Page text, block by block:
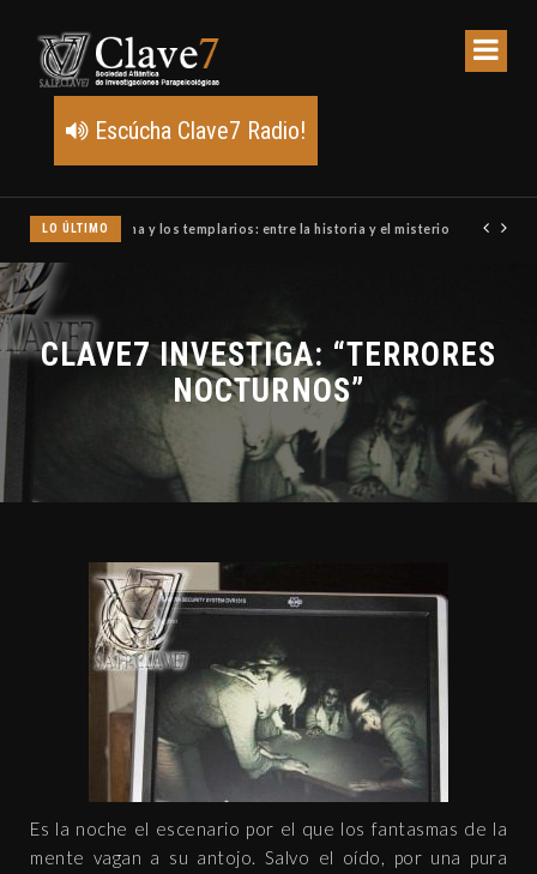
Escúcha Clave7 Radio!
LO ÚLTIMO Un meteoro explota sobre Estados Unidos y abre la pista
CLAVE7 INVESTIGA: “TERRORES
NOCTURNOS”
Es la noche el escenario por el que los fantasmas de la
mente vagan a su antojo. Salvo el oído, por una pura